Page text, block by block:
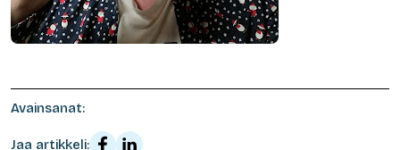
Avainsanat:
Jaa artikkeli: